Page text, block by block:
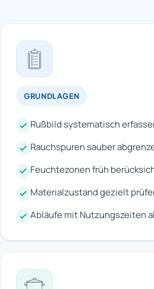
GRUNDLAGEN
Rußbild systematisch
Rauchspuren sauber
Feuchtezonen früh
Materialzustand gezielt
Abläufe mit Nutzungszeiten